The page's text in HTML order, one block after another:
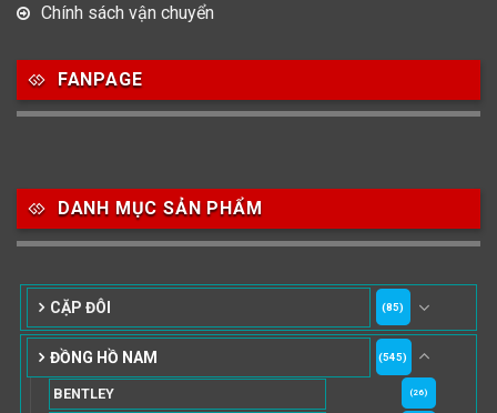
Chính sách vận chuyển
FANPAGE
DANH MỤC SẢN PHẨM
CẶP ĐÔI (85)
ĐỒNG HỒ NAM (545)
BENTLEY (26)